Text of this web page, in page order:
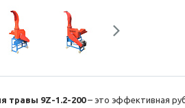
Next
травы 9Z-1.2-200– это эффективная